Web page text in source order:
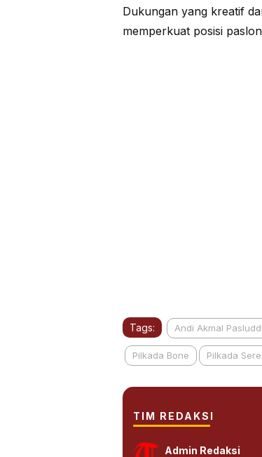
Dukungan yang kreatif
memperkuat posisi
Tags: Andi Akmal
Pilkada Bone Pilkada
TIM REDAKSI
Admin Redaksi